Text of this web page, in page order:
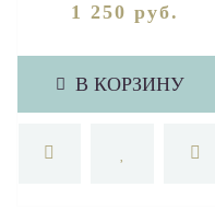
1 250 руб.
В КОРЗИНУ